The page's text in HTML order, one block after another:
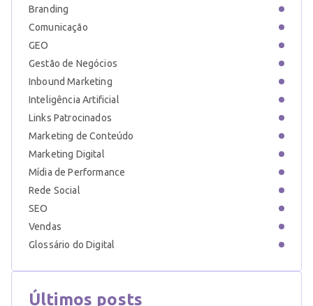
Branding
Comunicação
GEO
Gestão de Negócios
Inbound Marketing
Inteligência Artificial
Links Patrocinados
Marketing de Conteúdo
Marketing Digital
Mídia de Performance
Rede Social
SEO
Vendas
Glossário do Digital
Últimos posts